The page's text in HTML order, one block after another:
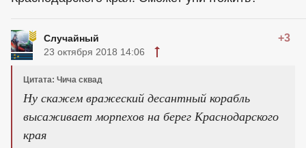
Случайный +3
23 октября 2018 14:06
Цитата: Чича сквад
Ну скажем вражеский десантный корабль
высаживает морпехов на берег Краснодарского
края